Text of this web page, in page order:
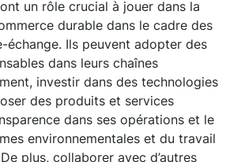
un rôle crucial à jouer dans la
durable dans le cadre des
échange. Ils peuvent adopter des
dans leurs chaînes
investir dans des technologies
des produits et services
dans ses opérations et le
environnementales et du travail
plus, collaborer avec d’autres